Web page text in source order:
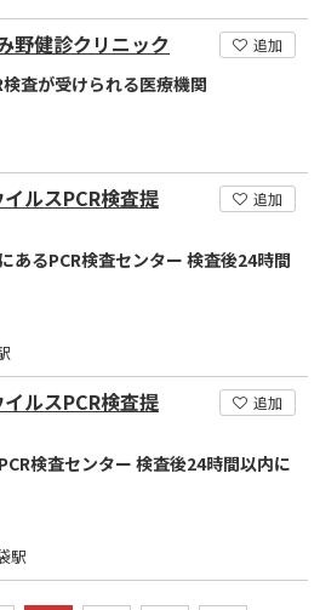
野健診クリニック 追加
査が受けられる医療機関
ルスPCR検査提
追加
あるPCR検査センター 検査後24時間
ルスPCR検査提
追加
検査センター 検査後24時間以内に
駅